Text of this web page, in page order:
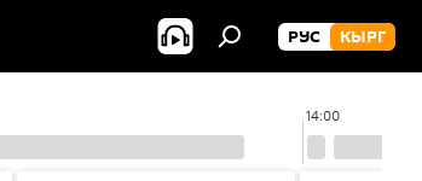
РУС КЫРГ
14:00